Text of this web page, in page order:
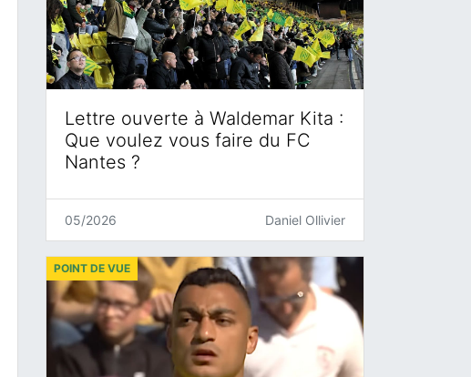
Lettre ouverte à Waldemar Kita :
Que voulez vous faire du FC
Nantes ?
05/2026 Daniel Ollivier
POINT DE VUE